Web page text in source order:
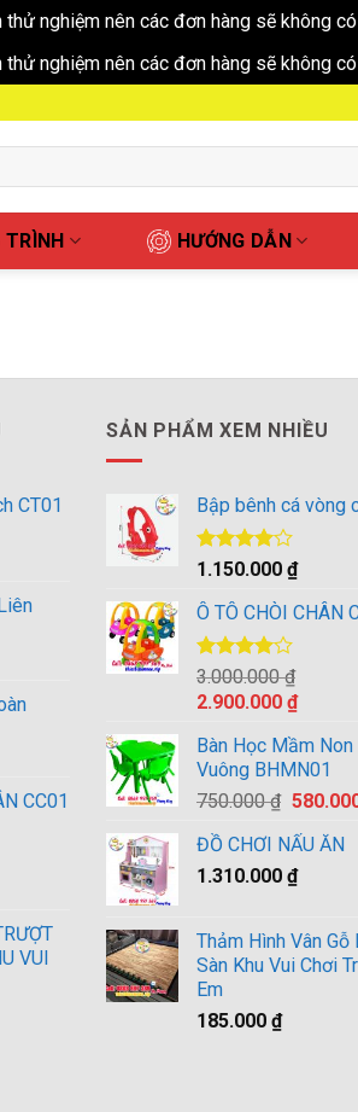
nghiệm nên các đơn hàng sẽ không
nghiệm nên các đơn hàng sẽ không
TRÌNH HƯỚNG DẪN
CT01
CC01
₫.
VUI
SẢN PHẨM XEM NHIỀU
Bập bênh cá vòng
Được
4.005
sao
1.150.000 ₫
Ô TÔ CHÒI CHÂN
Được
xếp hạng
4.005
3.000.000₫
Giá
là:
3.000.000 ₫.
2.900.000 ₫Giá
tại
là:
Bàn Học Mầm
Vuông BHMN01
750.000₫ Giá
là:
750.000
ĐỒ CHƠI NẤU ĂN
1.310.000 ₫
Thảm Hình Vân Gỗ
Sàn Khu Vui Chơi
Em
185.000 ₫